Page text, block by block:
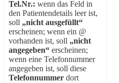
Tel.Nr.: wenn das Feld in
den Patientendetails leer ist,
soll „nicht ausgefüllt“
erscheinen; wenn ein @
vorhanden ist, soll „nicht
angegeben“ erscheinen;
wenn eine Telefonnummer
angegeben ist, soll diese
Telefonnummer dort